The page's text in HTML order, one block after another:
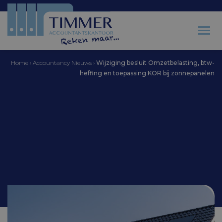
Home › Accountancy Nieuws › Wijziging besluit Omzetbelasting, btw-
heffing en toepassing KOR bij zonnepanelen